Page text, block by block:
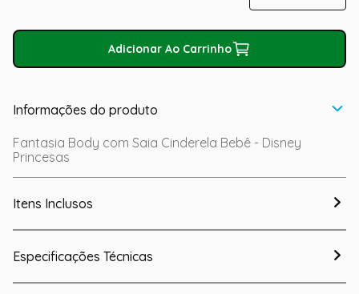
Adicionar Ao Carrinho
Informações do produto
Fantasia Body com Saia Cinderela Bebê - Disney
Princesas
Itens Inclusos
Especificações Técnicas